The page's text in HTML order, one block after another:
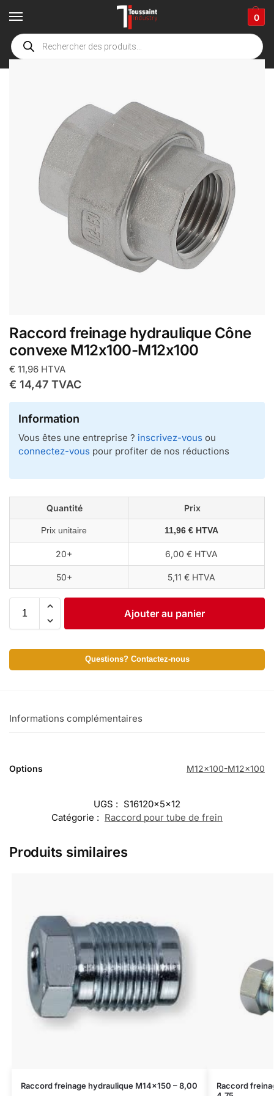
0
Accueil boutique / Connectiques et composants
Raccord freinage hydraulique Cône
convexe M12x100-M12x100
€ 11,96 HTVA
€ 14,47 TVAC
Information
Vous êtes une entreprise ? inscrivez-vous ou
connectez-vous pour profiter de nos réductions
Quantité Prix
Prix unitaire 11,96 € HTVA
20+ 6,00 € HTVA
50+ 5,11 € HTVA
Ajouter au panier
Questions? Contactez-nous
Informations complémentaires
Options M12x100-M12x100
UGS : S16120x5x12
Catégorie : Raccord pour tube de frein
Produits similaires
Raccord freinage hydraulique M14x150 – 8,00
Raccord